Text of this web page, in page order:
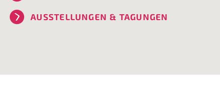
AUSSTELLUNGEN & TAGUNGEN